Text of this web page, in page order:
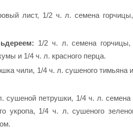
лист, 1/2 ч. л. семена
1/2 ч. л. семена
и 1/4 ч. л. красного перца.
чили, 1/4 ч. л. сушеного тимьяна
сушеной петрушки, 1/4 ч. л. семена
укропа, 1/4 ч. л. сушеного